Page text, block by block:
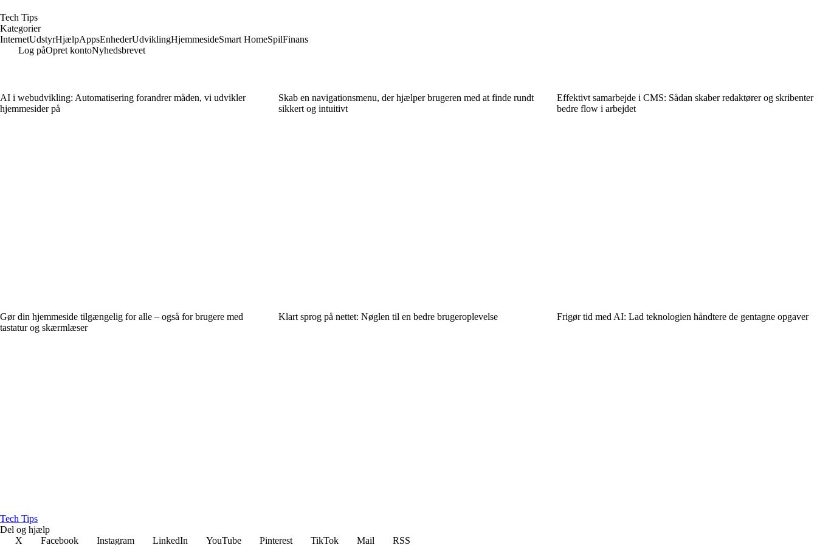
Tech Tips
Kategorier
InternetUdstyrHjælpAppsEnhederUdviklingHjemmesideSmart HomeSpilFinans
Log påOpret kontoNyhedsbrevet
AI i webudvikling: Automatisering forandrer måden, vi udvikler
hjemmesider på
Skab en navigationsmenu, der hjælper brugeren med at finde rundt
sikkert og intuitivt
Effektivt samarbejde i CMS: Sådan skaber redaktører og skribenter
bedre flow i arbejdet
Gør din hjemmeside tilgængelig for alle – også for brugere med
tastatur og skærmlæser
Klart sprog på nettet: Nøglen til en bedre brugeroplevelse Frigør tid med AI: Lad teknologien håndtere de gentagne opgaver
Tech Tips
Del og hjælp
X
Facebook Instagram LinkedIn YouTube Pinterest TikTok Mail RSS